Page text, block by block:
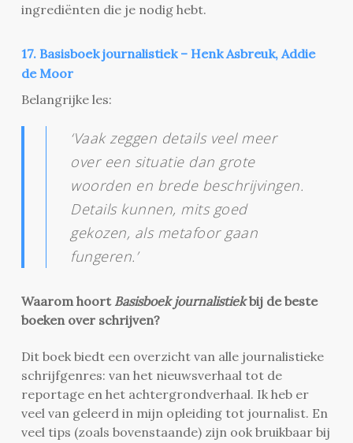
ingrediënten die je nodig hebt.
17. Basisboek journalistiek – Henk Asbreuk, Addie
de Moor
Belangrijke les:
‘Vaak zeggen details veel meer
over een situatie dan grote
woorden en brede beschrijvingen.
Details kunnen, mits goed
gekozen, als metafoor gaan
fungeren.’
Waarom hoort Basisboek journalistiekbij de beste
boeken over schrijven?
Dit boek biedt een overzicht van alle journalistieke
schrijfgenres: van het nieuwsverhaal tot de
reportage en het achtergrondverhaal. Ik heb er
veel van geleerd in mijn opleiding tot journalist. En
veel tips (zoals bovenstaande) zijn ook bruikbaar bij